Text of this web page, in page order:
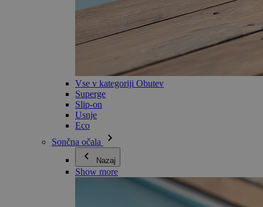
Vse v kategoriji Obutev
Superge
Slip-on
Usnje
Eco
Sončna očala
Nazaj
Show more